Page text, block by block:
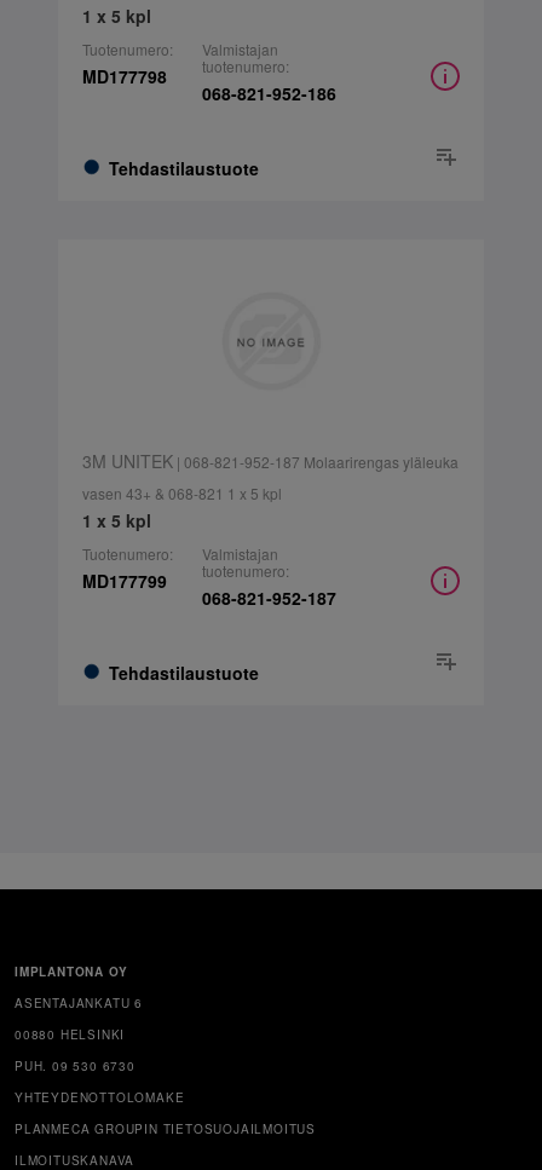
1 x 5 kpl
Tuotenumero:
MD177798
Tehdastilaustuote
Valmistajan
tuotenumero:
068-821-952-186
3M UNITEK| 068-821-952-187 Molaarirengas yläleuka
vasen 43+ & 068-821 1 x 5 kpl
1 x 5 kpl
Tuotenumero:
MD177799
Tehdastilaustuote
Valmistajan
tuotenumero:
068-821-952-187
IMPLANTONA OY
ASENTAJANKATU 6
00880 HELSINKI
PUH. 09 530 6730
YHTEYDENOTTOLOMAKE
PLANMECA GROUPIN TIETOSUOJAILMOITUS
ILMOITUSKANAVA